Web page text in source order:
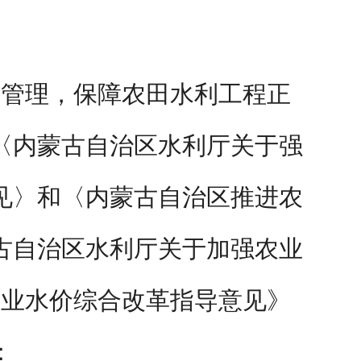
理，保障农田水利工程正
内蒙古自治区水利厅关于强
和〈内蒙古自治区推进农
自治区水利厅关于加强农业
水价综合改革指导意见》